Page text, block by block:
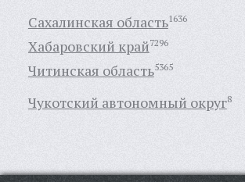
Сахалинская область1636
Хабаровский край7296
Читинская область5365
Чукотский автономный округ8